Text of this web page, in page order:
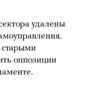
удалены
старыми
оппозиции